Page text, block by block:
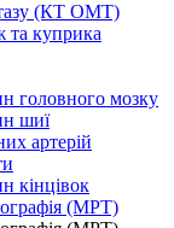
(КТ ОМТ)
та куприка
головного мозку
шиї
артерій
кінцівок
(МРТ)